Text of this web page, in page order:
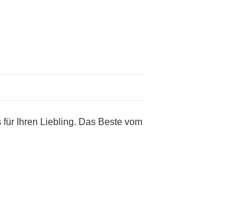
Ihren Liebling. Das Beste vom